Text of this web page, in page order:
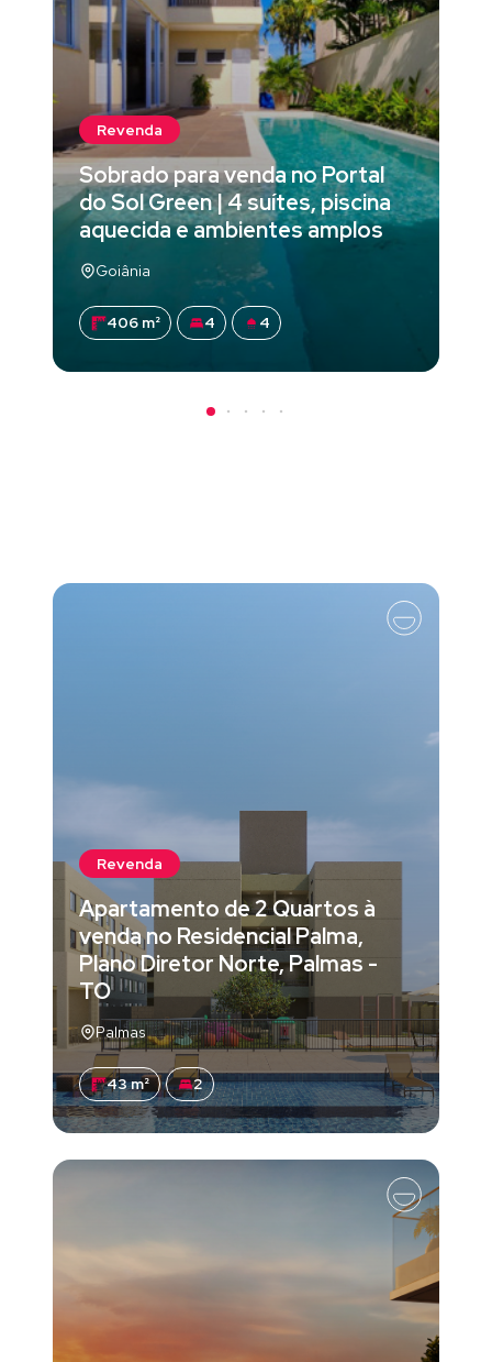
Revenda
Sobrado para venda no Portal
do Sol Green | 4 suítes, piscina
aquecida e ambientes amplos
Goiânia
406 m² 4 4
Revenda
Apartamento de 2 Quartos à
venda no Residencial Palma,
Plano Diretor Norte, Palmas -
TO
Palmas
43 m² 2